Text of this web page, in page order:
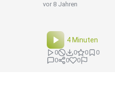
vor 8 Jahren
4 Minuten
0 0 0
0
0
0 0